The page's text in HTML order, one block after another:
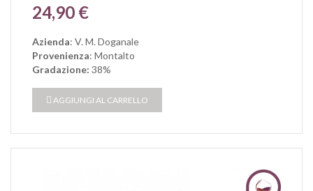
Prezzo
24,90 €
Azienda: V. M. Doganale
Provenienza: Montalto
Gradazione: 38%
AGGIUNGI AL CARRELLO